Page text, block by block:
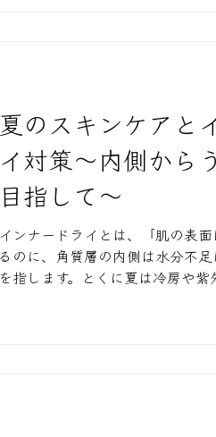
夏のスキンケアと
イ対策～内側から
目指して～
インナードライとは、「肌の表
るのに、角質層の内側は水分不足
を指します。とくに夏は冷房や